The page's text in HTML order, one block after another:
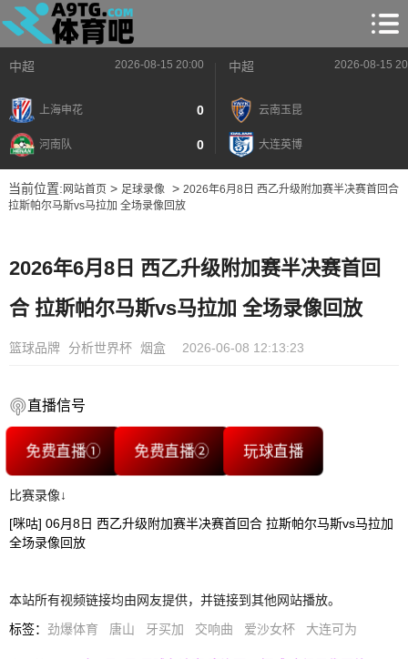
中超 2026-08-15 20:00
上海申花 0
河南队 0
中超 2026-08-15
云南玉昆
大连英博
当前位置: 网站首页> 足球录像 > 2026年6月8日 西乙升级附加赛半决赛首回合
拉斯帕尔马斯vs马拉加 全场录像回放
2026年6月8日 西乙升级附加赛半决赛首回
合 拉斯帕尔马斯vs马拉加 全场录像回放
篮球品牌 分析世界杯 烟盒 2026-06-08 12:13:23
直播信号
免费直播① 免费直播② 玩球直播
比赛录像↓
[咪咕] 06月8日 西乙升级附加赛半决赛首回合 拉斯帕尔马斯vs马拉加
全场录像回放
本站所有视频链接均由网友提供，并链接到其他网站播放。
标签： 劲爆体育 唐山 牙买加 交响曲 爱沙女杯 大连可为